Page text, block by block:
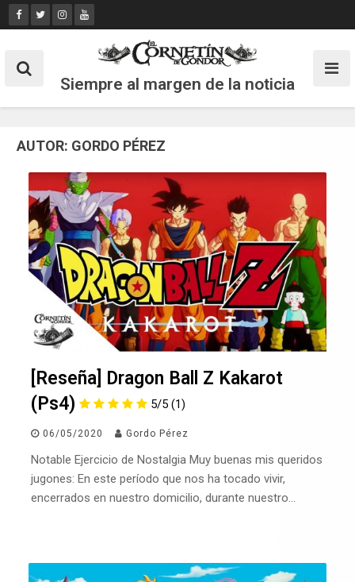
Skip
to
Siempre al margen de la noticia
AUTOR: GORDO PÉREZ
[Reseña] Dragon Ball Z Kakarot
(Ps4)
5/5 (1)
06/05/2020 Gordo Pérez
Notable Ejercicio de Nostalgia Muy buenas mis queridos
jugones: En este período que nos ha tocado vivir,
encerrados en nuestro domicilio, durante nuestro…